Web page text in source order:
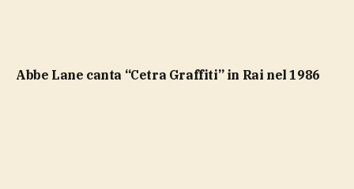
Abbe Lane canta “Cetra Graffiti” in Rai nel 1986